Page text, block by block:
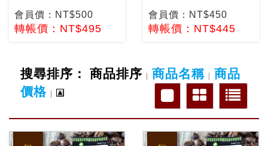
會員價：NT$500
轉帳價：NT$495
會員價：NT$450
轉帳價：NT$445
搜尋排序： 商品排序 | 商品名稱 | 商品
價格 |